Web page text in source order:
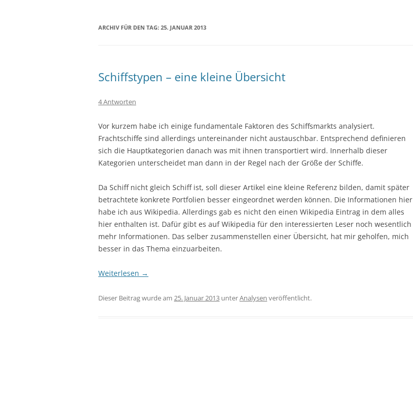
ARCHIV FÜR DEN TAG: 25. JANUAR 2013
Schiffstypen – eine kleine Übersicht
4 Antworten
Vor kurzem habe ich einige fundamentale Faktoren des Schiffsmarkts analysiert.
Frachtschiffe sind allerdings untereinander nicht austauschbar. Entsprechend definieren
sich die Hauptkategorien danach was mit ihnen transportiert wird. Innerhalb dieser
Kategorien unterscheidet man dann in der Regel nach der Größe der Schiffe.
Da Schiff nicht gleich Schiff ist, soll dieser Artikel eine kleine Referenz bilden, damit später
betrachtete konkrete Portfolien besser eingeordnet werden können. Die Informationen hier
habe ich aus Wikipedia. Allerdings gab es nicht den einen Wikipedia Eintrag in dem alles
hier enthalten ist. Dafür gibt es auf Wikipedia für den interessierten Leser noch wesentlich
mehr Informationen. Das selber zusammenstellen einer Übersicht, hat mir geholfen, mich
besser in das Thema einzuarbeiten.
Weiterlesen →
Dieser Beitrag wurde am 25. Januar 2013 unterAnalysen veröffentlicht.